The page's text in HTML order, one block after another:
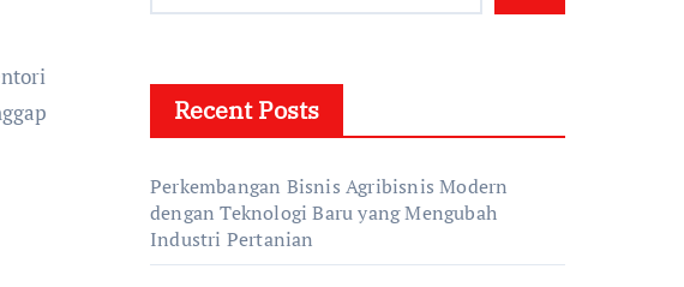
Recent Posts
Perkembangan Bisnis Agribisnis Modern
dengan Teknologi Baru yang Mengubah
Industri Pertanian